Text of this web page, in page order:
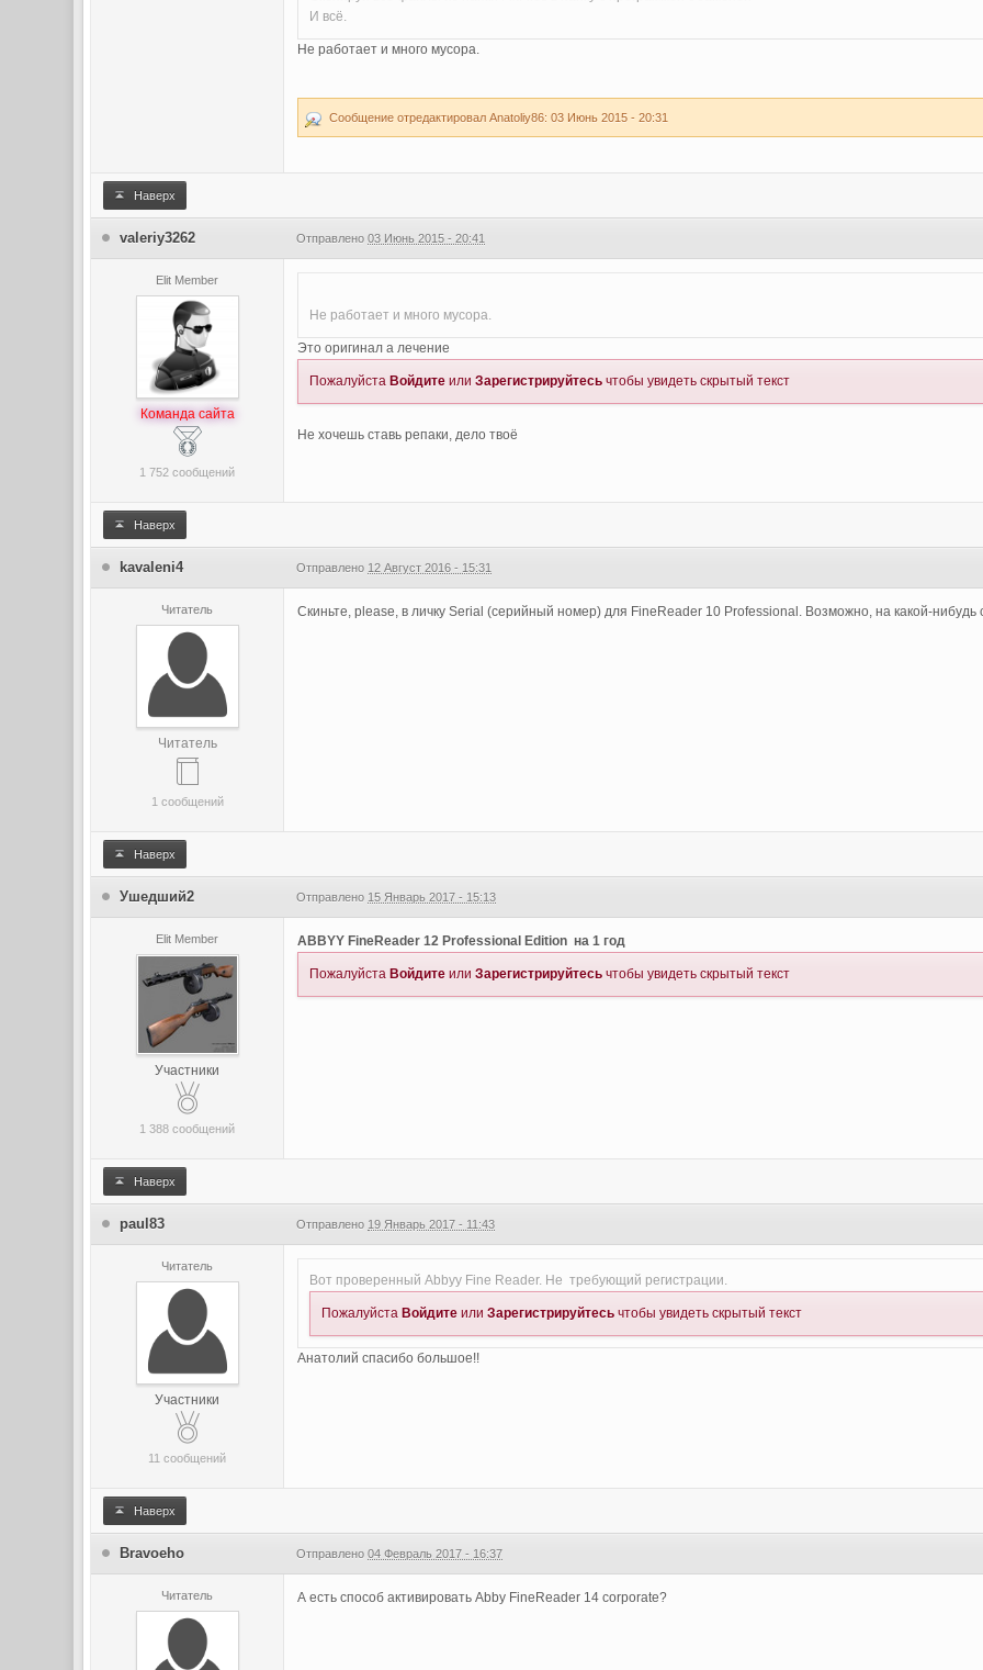
И всё.
Не работает и много мусора.
Сообщение отредактировал Anatoliy86: 03 Июнь 2015 - 20:31
Наверх
valeriy3262 Отправлено03 Июнь 2015 - 20:41
Elit Member
Команда сайта
1 752 сообщений
Не работает и много мусора.
Это оригинал а лечение
Пожалуйста Войдите илиЗарегистрируйтесь чтобы увидеть скрытый текст
Не хочешь ставь репаки, дело твоё
Наверх
kavaleni4 Отправлено 12 Август 2016 - 15:31
Читатель
Читатель
1 сообщений
Скиньте, please, в личку Serial (серийный номер) для FineReader 10 Professional. Возможно, на какой-
Наверх
Ушедший2 Отправлено 15 Январь 2017 - 15:13
Elit Member
Участники
1 388 сообщений
ABBYY FineReader 12 Professional Edition на 1 год
Пожалуйста Войдите илиЗарегистрируйтесь чтобы увидеть скрытый текст
Наверх
paul83 Отправлено 19 Январь 2017 - 11:43
Читатель
Участники
11 сообщений
Вот проверенный Abbyy Fine Reader. Не требующий регистрации.
Пожалуйста Войдите илиЗарегистрируйтесь чтобы увидеть скрытый текст
Анатолий спасибо большое!!
Наверх
Bravoeho Отправлено04 Февраль 2017 - 16:37
Читатель А есть способ активировать Abby FineReader 14 corporate?